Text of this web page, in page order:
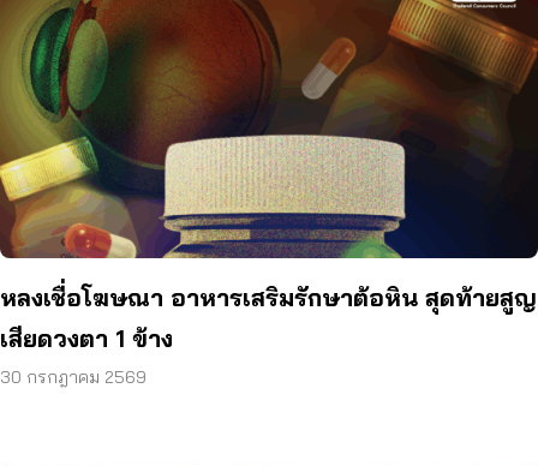
หลงเชื่อโฆษณา อาหารเสริมรักษาต้อหิน สุดท้ายสูญ
เสียดวงตา 1 ข้าง
30 กรกฎาคม 2569